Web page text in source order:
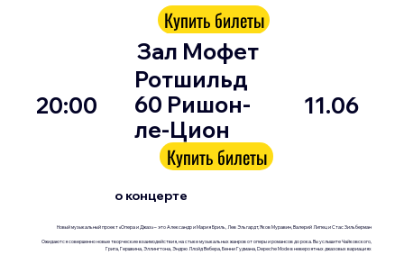
о концерте
Новый музыкальный проект «Опера и Джаз» – это Александр и Мария Бриль, Лев Эльгардт, Яков Муравин, Валерий Липец и Стас Зильберман
Ожидаются совершенно новые творческие взаимодействия, на стыке музыкальных жанров от оперы и романсов до рока. Вы услышите Чайковского,
Грига, Гершвина, Эллингтона, Эндрю Ллойд Вебера, Бенни Гудмана, Depeche Mode в невероятных джазовых вариациях
Купить билеты
20:00
Зал Мофет
Ротшильд
60 Ришон-
ле-Цион
11.06
Купить билеты